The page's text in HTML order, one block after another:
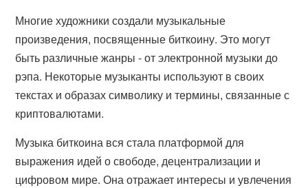
Многие художники создали музыкальные
произведения, посвященные биткоину. Это могут
быть различные жанры - от электронной музыки до
рэпа. Некоторые музыканты используют в своих
текстах и образах символику и термины, связанные с
криптовалютами.
Музыка биткоина вся стала платформой для
выражения идей о свободе, децентрализации и
цифровом мире. Она отражает интересы и увлечения